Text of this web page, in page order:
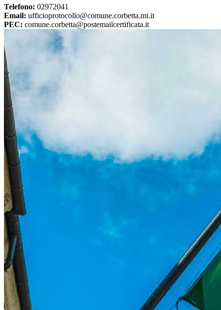
Telefono: 02972041
Email: ufficioprotocollo@comune.corbetta.mi.it
PEC: comune.corbetta@postemailcertificata.it